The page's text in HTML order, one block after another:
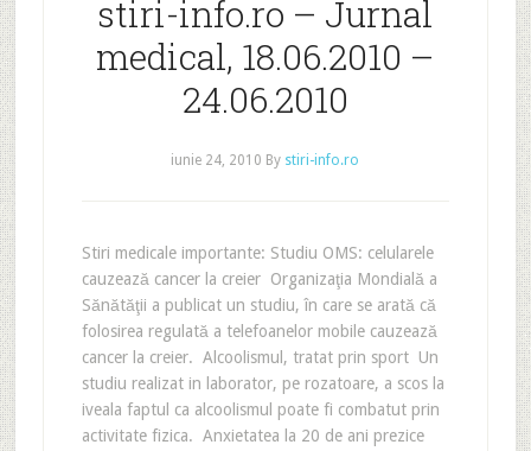
stiri-info.ro – Jurnal
medical, 18.06.2010 –
24.06.2010
iunie 24, 2010 By stiri-info.ro
Stiri medicale importante: Studiu OMS: celularele
cauzează cancer la creier Organizaţia Mondială a
Sănătăţii a publicat un studiu, în care se arată că
folosirea regulată a telefoanelor mobile cauzează
cancer la creier. Alcoolismul, tratat prin sport Un
studiu realizat in laborator, pe rozatoare, a scos la
iveala faptul ca alcoolismul poate fi combatut prin
activitate fizica. Anxietatea la 20 de ani prezice